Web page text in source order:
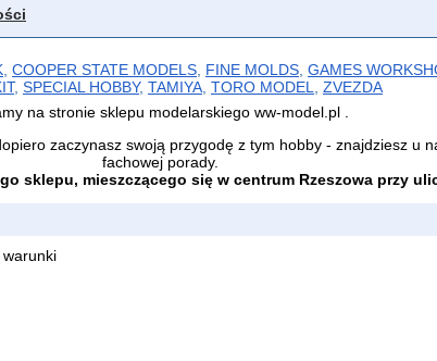
COOPER STATE MODELS FINE MOLDS GAMES
, SPECIAL HOBBY, TAMIYA TORO MODEL
ZVEZDA
na stronie sklepu modelarskiego ww-model.pl .
zaczynasz swoją przygodę z tym hobby - znajdziesz u
fachowej porady.
sklepu, mieszczącego się w centrum Rzeszowa przy
warunki